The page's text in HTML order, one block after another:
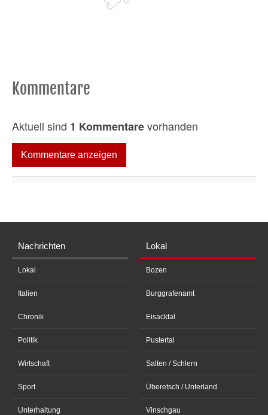
Kommentare
Aktuell sind 1 Kommentarevorhanden
Kommentare anzeigen
Nachrichten
Lokal
Italien
Chronik
Politik
Wirtschaft
Sport
Unterhaltung
Lokal
Bozen
Burggrafenamt
Eisacktal
Pustertal
Salten / Schlern
Überetsch / Unterland
Vinschgau